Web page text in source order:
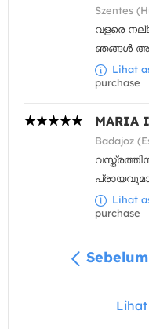
Szentes
വളരെ
ഞങ്ങൾ
Lihat
purchase
MARIA
Badajoz
Lihat
purchase